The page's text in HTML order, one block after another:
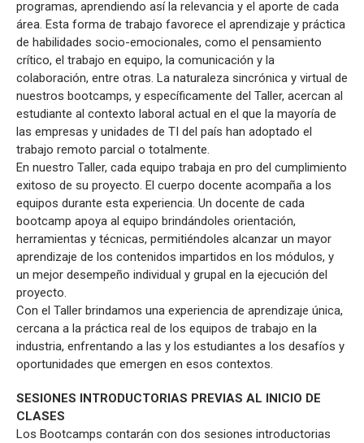
programas, aprendiendo así la relevancia y el aporte de cada
área. Esta forma de trabajo favorece el aprendizaje y práctica
de habilidades socio-emocionales, como el pensamiento
crítico, el trabajo en equipo, la comunicación y la
colaboración, entre otras. La naturaleza sincrónica y virtual de
nuestros bootcamps, y específicamente del Taller, acercan al
estudiante al contexto laboral actual en el que la mayoría de
las empresas y unidades de TI del país han adoptado el
trabajo remoto parcial o totalmente.
En nuestro Taller, cada equipo trabaja en pro del cumplimiento
exitoso de su proyecto. El cuerpo docente acompaña a los
equipos durante esta experiencia. Un docente de cada
bootcamp apoya al equipo brindándoles orientación,
herramientas y técnicas, permitiéndoles alcanzar un mayor
aprendizaje de los contenidos impartidos en los módulos, y
un mejor desempeño individual y grupal en la ejecución del
proyecto.
Con el Taller brindamos una experiencia de aprendizaje única,
cercana a la práctica real de los equipos de trabajo en la
industria, enfrentando a las y los estudiantes a los desafíos y
oportunidades que emergen en esos contextos.
SESIONES INTRODUCTORIAS PREVIAS AL INICIO DE
CLASES
Los Bootcamps contarán con dos sesiones introductorias